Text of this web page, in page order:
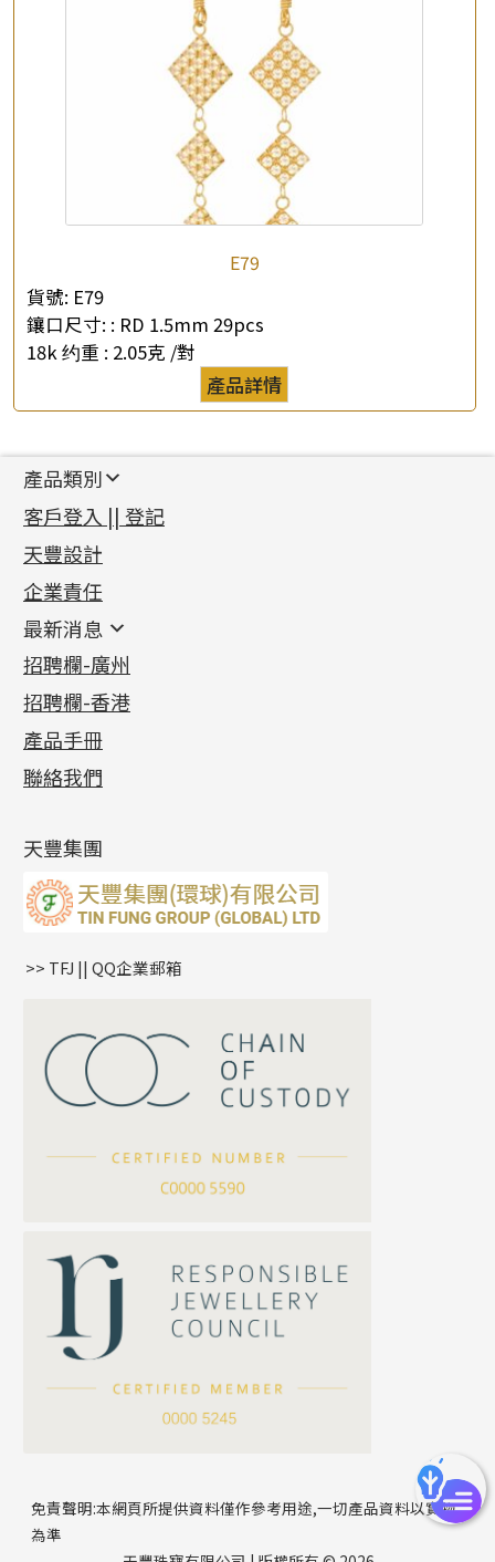
E79
貨號: E79
鑲口尺寸: : RD 1.5mm 29pcs
18k 约重 : 2.05克 /對
產品詳情
公司名稱
聯絡電話
產品類別
新產品
足金系列
足金配件
機織鏈系列
珠仔鏈
镶口链
管狀網鏈
十字車花鏈系列
十字閃O鏈系列
十字錘打鏈系列
側身車花鏈系列
側身鏈系列
雙十字鏈系列
水波鏈系列
蛇骨鏈系列
鏈尾系列
嘴唇鏈系列
S車花鏈系列
珍珠鏈系列
坦克鏈系列
滿天星鏈系列
方假繩鏈系列
首飾配件
耳環類配件
卷迫系列
螺絲迫系列
梅花迫系列
平臺迫系列
綫拍系列
美拍系列
耳環扣系列
耳綫/耳鈎系列
耳環爪頭
耳環
鏈類配件
動感車花吊墜
調節珠系列
生圈扣系列
龍蝦扣系列
鴨俐制系列
字母吊墜
相盒吊墜
項鏈吊墜
生肖吊墜
星座吊墜
珠扣
其他類配件
珠盤系列
袖口鈕系列
焊片及鐳射綫
空心車花管
珠類配件
無孔光身珠
空心光身珠
無孔批花珠
鑲口類
四爪頭系列
六爪頭系列
車花片
動感車花片
鑲口戒指
鑲口手鏈系列
首飾系列
手镯系列
戒指系列
空心耳環
空心车花管首饰链
空心手鐲系列
貴金屬原料
千足金
記憶金屬系列
記憶戒指
拉簧珠珠手鏈
記憶鈦手鐲
客戶登入 || 登記
天豐設計
企業責任
最新消息
最新消息
各項證書(2)
相片集(9)
展覽會資訊
最新產品資訊
招聘欄-廣州
招聘欄-香港
產品手冊
聯絡我們
天豐集團
>> TFJ || QQ企業郵箱
免責聲明:本網頁所提供資料僅作參考用途,一切產品資料以實物
為準